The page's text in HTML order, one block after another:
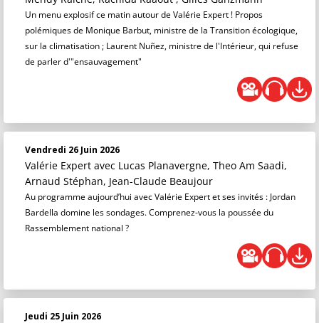
Un menu explosif ce matin autour de Valérie Expert ! Propos
polémiques de Monique Barbut, ministre de la Transition écologique,
sur la climatisation ; Laurent Nuñez, ministre de l'Intérieur, qui refuse
de parler d'"ensauvagement"
Vendredi 26 Juin 2026
Valérie Expert avec Lucas Planavergne, Theo Am Saadi,
Arnaud Stéphan, Jean-Claude Beaujour
Au programme aujourd’hui avec Valérie Expert et ses invités : Jordan
Bardella domine les sondages. Comprenez-vous la poussée du
Rassemblement national ?
Jeudi 25 Juin 2026